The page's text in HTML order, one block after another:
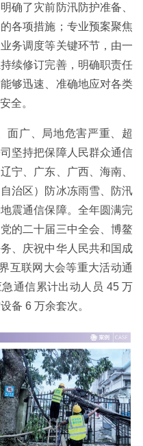
确了灾前防汛防护准备、
各项措施；专业预案聚焦
务调度等关键环节，由一
续修订完善，明确职责任
够迅速、准确地应对各类
全。
面广、局地危害严重、超
坚持把保障人民群众通信
宁、广东、广西、海南、
治区）防冰冻雨雪、防汛
震通信保障。全年圆满完
的二十届三中全会、博鳌
、庆祝中华人民共和国成
互联网大会等重大活动通
通信累计出动人员 45 万
备 6 万余套次。